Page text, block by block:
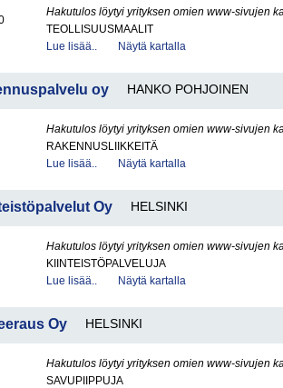
Hakutulos löytyi yrityksen omien www-sivujen
TEOLLISUUSMAALIT
Lue lisää..
Näytä kartalla
oy HANKO POHJOINEN
Hakutulos löytyi yrityksen omien www-sivujen
RAKENNUSLIIKKEITÄ
Lue lisää..
Näytä kartalla
Oy HELSINKI
Hakutulos löytyi yrityksen omien www-sivujen
KIINTEISTÖPALVELUJA
Lue lisää..
Näytä kartalla
Oy HELSINKI
Hakutulos löytyi yrityksen omien www-sivujen
SAVUPIIPPUJA